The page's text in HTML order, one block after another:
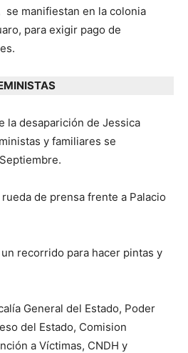
se manifiestan en la colonia
para exigir pago de
la desaparición de Jessica
y familiares se
de prensa frente a Palacio
recorrido para hacer pintas y
General del Estado, Poder
del Estado, Comision
a Víctimas, CNDH y